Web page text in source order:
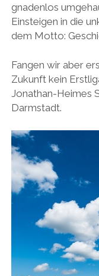
gnadenlos
Einsteigen in die
dem Motto:
Fangen wir aber
Zukunft kein
Jonathan-Heimes
Darmstadt.